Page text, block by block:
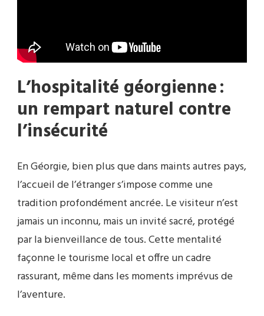
L’hospitalité géorgienne :
un rempart naturel contre
l’insécurité
En Géorgie, bien plus que dans maints autres pays,
l’accueil de l’étranger s’impose comme une
tradition profondément ancrée. Le visiteur n’est
jamais un inconnu, mais un invité sacré, protégé
par la bienveillance de tous. Cette mentalité
façonne le tourisme local et offre un cadre
rassurant, même dans les moments imprévus de
l’aventure.